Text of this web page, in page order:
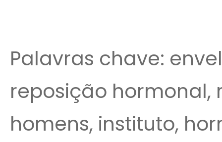
Palavras chave:
reposição hormonal,
homens, instituto,